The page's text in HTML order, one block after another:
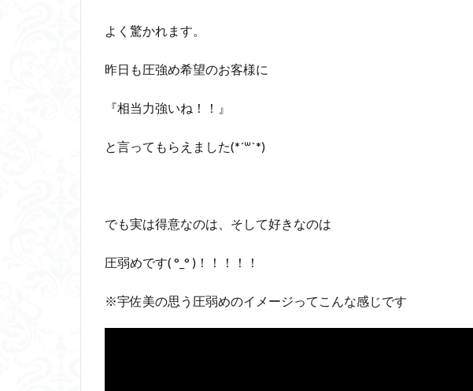
よく驚かれます。
昨日も圧強め希望のお客様に
『相当力強いね！！』
と言ってもらえました(*´꒳`*)
でも実は得意なのは、そして好きなのは
圧弱めです( °_° )！！！！！
※宇佐美の思う圧弱めのイメージってこんな感じです